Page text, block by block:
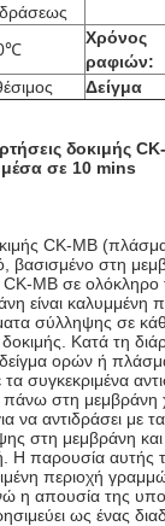
Χρόνος
ραφιών:
Δείγμα
δοκιμής
σε 10 mins
CK-ΜΒ
βασισμένο στη
CK-ΜΒ σε ολόκληρο
είναι καλυμμένη
σύλληψης σε
Κατά τη
ορών ή
τα συγκεκριμένα
πάνω στη
να αντιδράσει με
στη μεμβράνη
Η παρουσία αυτής
περιοχή
η απουσία της
ως ένας